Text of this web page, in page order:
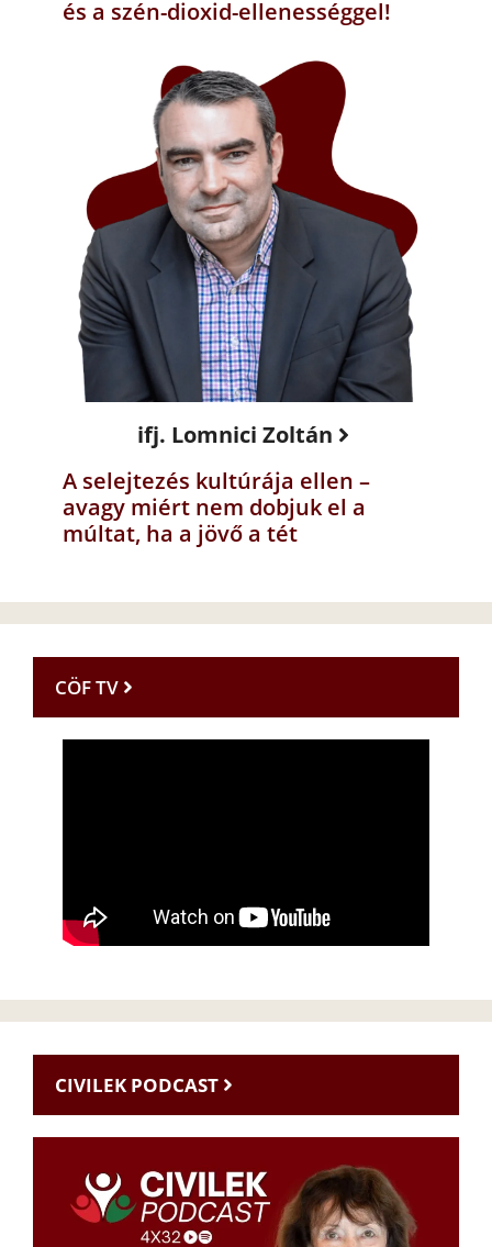
és a szén-dioxid-ellenességgel!
ifj. Lomnici Zoltán
A selejtezés kultúrája ellen –
avagy miért nem dobjuk el a
múltat, ha a jövő a tét
CÖF TV
CIVILEK PODCAST